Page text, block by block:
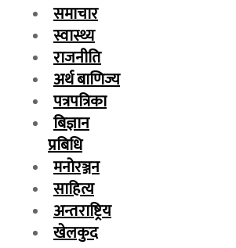
समाचार
स्वास्थ्य
राजनीति
अर्थ बाणिज्य
पत्रपत्रिका
बिज्ञान
प्रबिधि
मनोरञ्जन
साहित्य
अन्तराष्ट्रिय
खेलकुद